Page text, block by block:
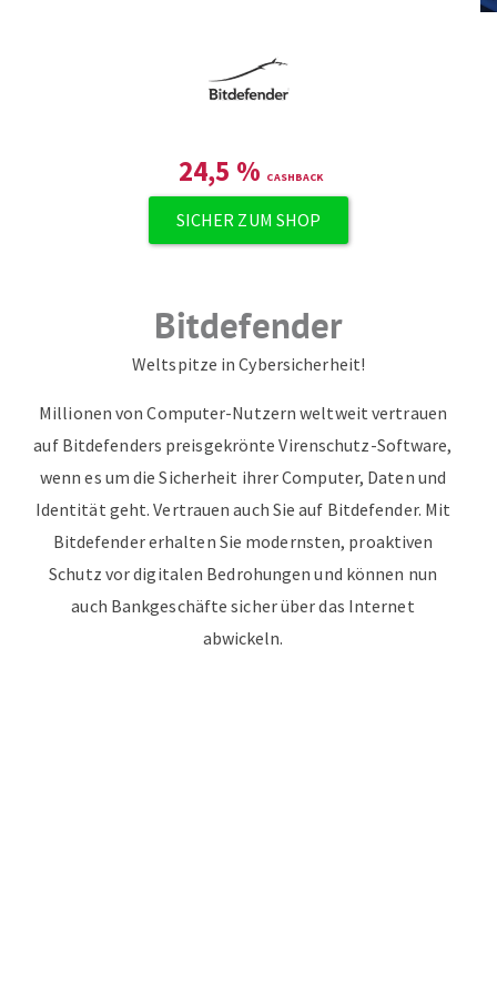
24,5 %
SICHER ZUM SHOP
Bitdefender
Weltspitze in Cybersicherheit!
Millionen von Computer-Nutzern weltweit vertrauen
auf Bitdefenders preisgekrönte Virenschutz-Software,
wenn es um die Sicherheit ihrer Computer, Daten und
Identität geht. Vertrauen auch Sie auf Bitdefender. Mit
Bitdefender erhalten Sie modernsten, proaktiven
Schutz vor digitalen Bedrohungen und können nun
auch Bankgeschäfte sicher über das Internet
abwickeln.